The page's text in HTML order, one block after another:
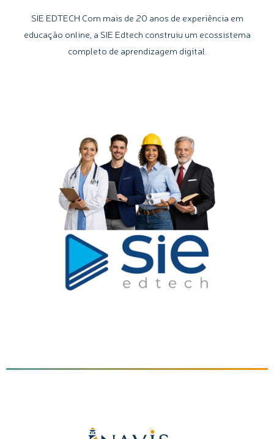
SIE EDTECH Com mais de 20 anos de experiência em
educação online, a SIE Edtech construiu um ecossistema
completo de aprendizagem digital.